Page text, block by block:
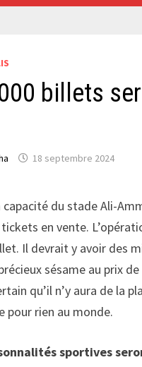
billets
18 septembre 2024
capacité du stade Ali-
en vente.
Il devrait y avoir des
sésame au prix
qu’il n’y aura de la
pour rien au monde.
sportives